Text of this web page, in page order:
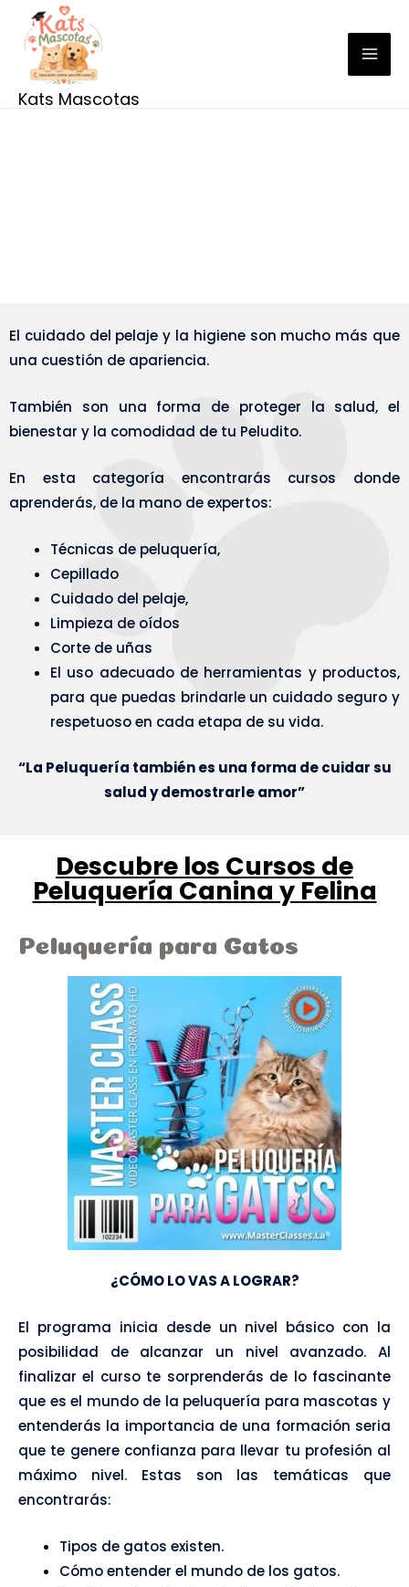
contenido
Kats Mascotas
El cuidado del pelaje y la higiene son mucho más que
una cuestión de apariencia.
También son una forma de proteger la salud, el
bienestar y la comodidad de tu Peludito.
En esta categoría encontrarás cursos donde
aprenderás, de la mano de expertos:
Técnicas de peluquería,
Cepillado
Cuidado del pelaje,
Limpieza de oídos
Corte de uñas
El uso adecuado de herramientas y productos,
para que puedas brindarle un cuidado seguro y
respetuoso en cada etapa de su vida.
“La Peluquería también es una forma de cuidar su
salud y demostrarle amor”
Descubre los Cursos de
Peluquería Canina y Felina
Peluquería para Gatos
¿CÓMO LO VAS A LOGRAR?
El programa inicia desde un nivel básico con la
posibilidad de alcanzar un nivel avanzado. Al
finalizar el curso te sorprenderás de lo fascinante
que es el mundo de la peluquería para mascotas y
entenderás la importancia de una formación seria
que te genere confianza para llevar tu profesión al
máximo nivel. Estas son las temáticas que
encontrarás:
Tipos de gatos existen.
Cómo entender el mundo de los gatos.